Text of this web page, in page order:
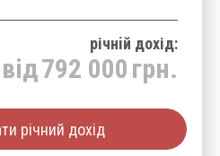
річнiй дохід:
від792 000 грн.
річний дохід